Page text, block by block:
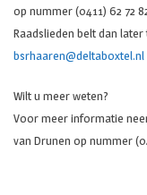
op nummer (0411) 62 72
Raadslieden belt dan
bsrhaaren@deltaboxtel.nl
Wilt u meer weten?
Voor meer informatie
van Drunen op nummer